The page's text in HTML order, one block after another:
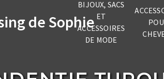
de Sophie
BIJOUX, SACS
ET
ACCESSOIRES
DE MODE